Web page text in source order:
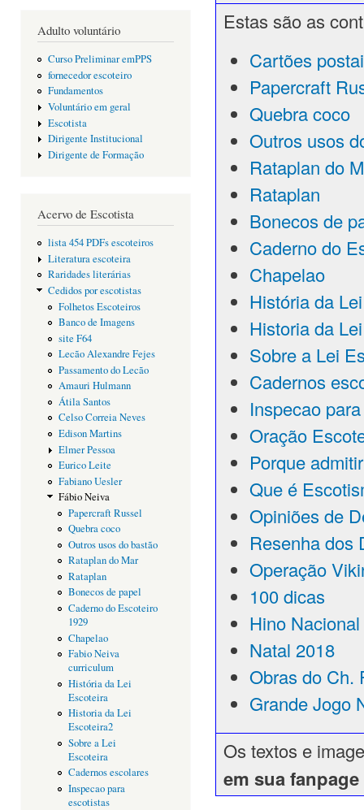
Adulto voluntário
Curso Preliminar emPPS
fornecedor escoteiro
Fundamentos
Voluntário em geral
Escotista
Dirigente Institucional
Dirigente de Formação
Acervo de Escotista
lista 454 PDFs escoteiros
Literatura escoteira
Raridades literárias
Cedidos por escotistas
Folhetos Escoteiros
Banco de Imagens
site F64
Lecão Alexandre Fejes
Passamento do Lecão
Amauri Hulmann
Átila Santos
Celso Correia Neves
Edison Martins
Elmer Pessoa
Eurico Leite
Fabiano Uesler
Fábio Neiva
Papercraft Russel
Quebra coco
Outros usos do bastão
Rataplan do Mar
Rataplan
Bonecos de papel
Caderno do Escoteiro
1929
Chapelao
Fabio Neiva
curriculum
História da Lei
Escoteira
Historia da Lei
Escoteira2
Sobre a Lei
Escoteira
Cadernos escolares
Inspecao para
escotistas
Estas são as
Cartões
Papercraft
Quebra coco
Outros usos
Rataplan do
Rataplan
Bonecos de
Caderno do
Chapelao
História da
Historia da
Sobre a Lei
Cadernos
Inspecao
Oração
Porque
Que é
Opiniões de
Resenha dos
Operação
100 dicas
Hino Nacional
Natal 2018
Obras do Ch.
Grande Jogo
Os textos e
em sua